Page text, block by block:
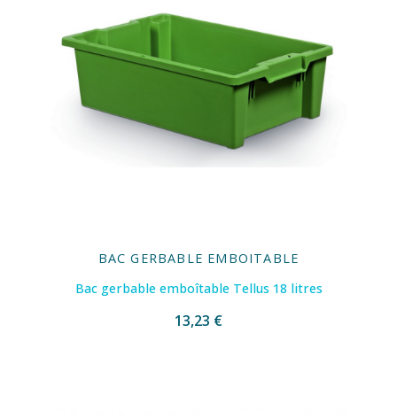
BAC GERBABLE EMBOITABLE
Bac gerbable emboîtable Tellus 18 litres
13,23 €